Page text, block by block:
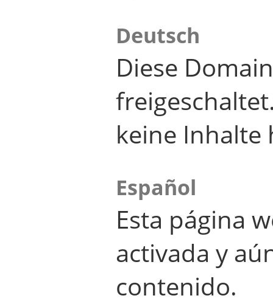
Deutsch
Diese
keine Inhalte
Español
Esta página
activada y
contenido.